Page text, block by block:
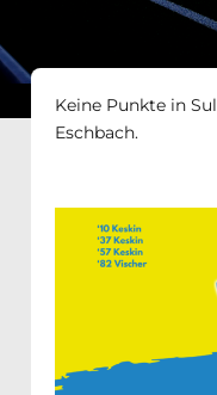
Keine Punkte in
Eschbach.